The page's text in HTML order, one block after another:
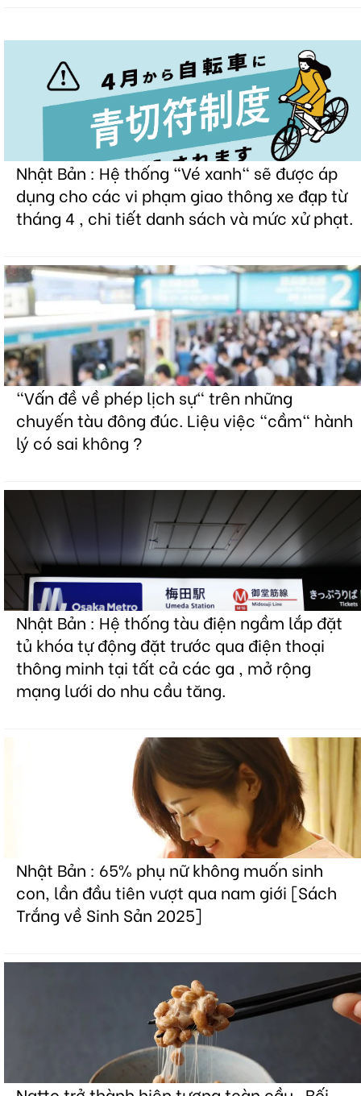
Nhật Bản : Hệ thống "Vé xanh" sẽ được áp
dụng cho các vi phạm giao thông xe đạp từ
tháng 4 , chi tiết danh sách và mức xử phạt.
"Vấn đề về phép lịch sự" trên những
chuyến tàu đông đúc. Liệu việc "cầm" hành
lý có sai không ?
Nhật Bản : Hệ thống tàu điện ngầm lắp đặt
tủ khóa tự động đặt trước qua điện thoại
thông minh tại tất cả các ga , mở rộng
mạng lưới do nhu cầu tăng.
Nhật Bản : 65% phụ nữ không muốn sinh
con, lần đầu tiên vượt qua nam giới [Sách
Trắng về Sinh Sản 2025]